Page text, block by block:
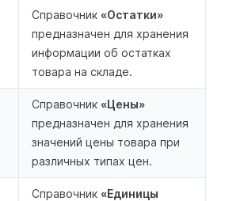
Справочник «Остатки»
предназначен для хранения
информации об остатках
товара на складе.
Справочник «Цены»
предназначен для хранения
значений цены товара при
различных типах цен.
Справочник «Единицы